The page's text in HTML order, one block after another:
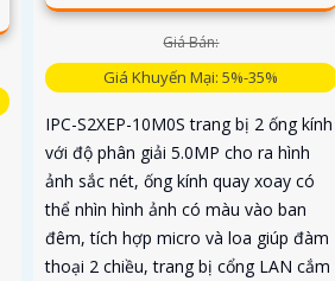
Giá Bán:
Giá Khuyến Mại: 5%-35%
IPC-S2XEP-10M0S trang bị 2 ống kính
với độ phân giải 5.0MP cho ra hình
ảnh sắc nét, ống kính quay xoay có
thể nhìn hình ảnh có màu vào ban
đêm, tích hợp micro và loa giúp đàm
thoại 2 chiều, trang bị cổng LAN cắm